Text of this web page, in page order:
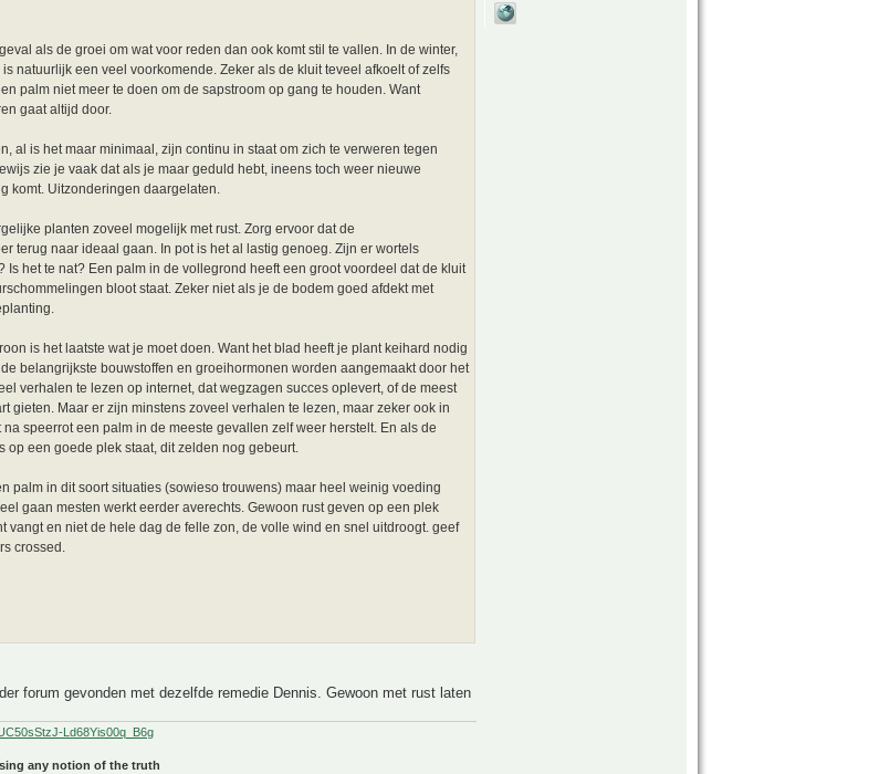
als de groei om wat voor reden dan ook komt stil te vallen. In de winter,
natuurlijk een veel voorkomende. Zeker als de kluit teveel afkoelt of zelfs
palm niet meer te doen om de sapstroom op gang te houden. Want
gaat altijd door.
al is het maar minimaal, zijn continu in staat om zich te verweren tegen
zie je vaak dat als je maar geduld hebt, ineens toch weer nieuwe
komt. Uitzonderingen daargelaten.
planten zoveel mogelijk met rust. Zorg ervoor dat de
terug naar ideaal gaan. In pot is het al lastig genoeg. Zijn er wortels
Is het te nat? Een palm in de vollegrond heeft een groot voordeel dat de kluit
bloot staat. Zeker niet als je de bodem goed afdekt met
is het laatste wat je moet doen. Want het blad heeft je plant keihard nodig
belangrijkste bouwstoffen en groeihormonen worden aangemaakt door het
verhalen te lezen op internet, dat wegzagen succes oplevert, of de meest
gieten. Maar er zijn minstens zoveel verhalen te lezen, maar zeker ook in
speerrot een palm in de meeste gevallen zelf weer herstelt. En als de
op een goede plek staat, dit zelden nog gebeurt.
palm in dit soort situaties (sowieso trouwens) maar heel weinig voeding
gaan mesten werkt eerder averechts. Gewoon rust geven op een plek
vangt en niet de hele dag de felle zon, de volle wind en snel uitdroogt. geef
crossed.
forum gevonden met dezelfde remedie Dennis. Gewoon met rust laten
Ld68Yis00q_B6g
any notion of the truth